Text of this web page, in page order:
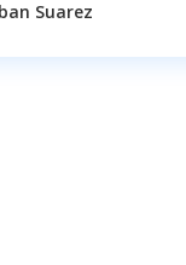
Suarez